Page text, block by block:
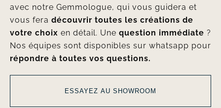
avec notre Gemmologue, qui vous guidera et
vous fera découvrir toutes les créations de
votre choix en détail. Une question immédiate ?
Nos équipes sont disponibles sur whatsapp pour
répondre à toutes vos questions.
ESSAYEZ AU SHOWROOM